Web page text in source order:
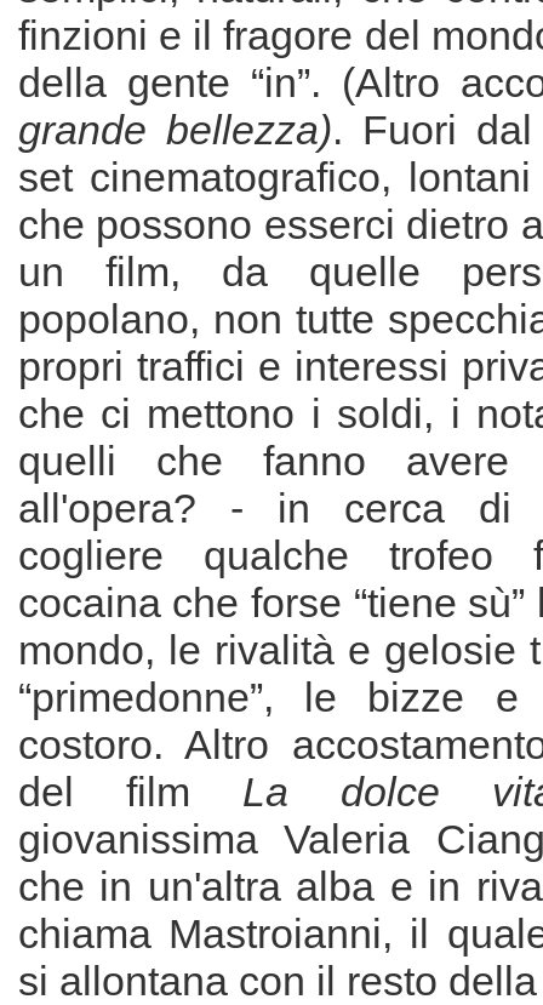
finzioni e il fragore del
della gente “in”. (Altro
grande bellezza). Fuori
set cinematografico,
che possono esserci dietro
un film, da quelle
popolano, non tutte
propri traffici e interessi
che ci mettono i soldi, i
quelli che fanno avere
all'opera? - in cerca di
cogliere qualche trofeo
cocaina che forse “tiene
mondo, le rivalità e gelosie
“primedonne”, le bizze
costoro. Altro
del film La dolce
giovanissima Valeria
che in un'altra alba e in
chiama Mastroianni, il
si allontana con il resto